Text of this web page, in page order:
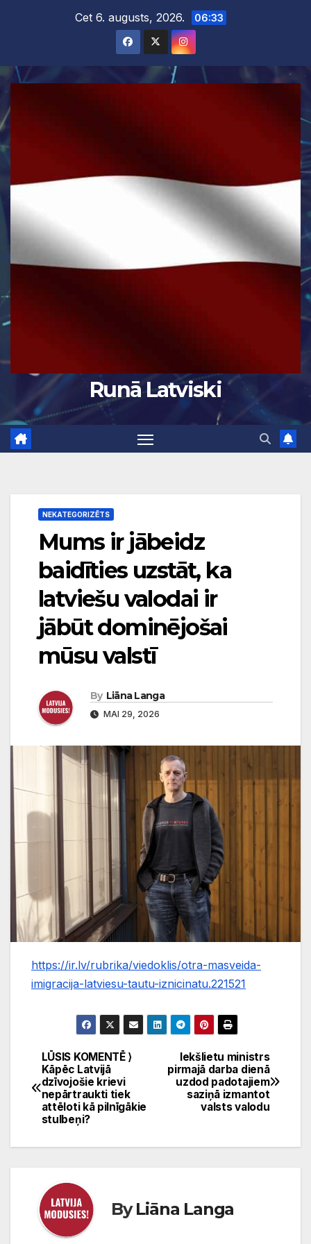
Cet 6. augusts, 2026. 06:33
Runā Latviski
NEKATEGORIZĒTS
Mums ir jābeidz
baidīties uzstāt, ka
latviešu valodai ir
jābūt dominējošai
mūsu valstī
By Liāna Langa
MAI 29, 2026
https://ir.lv/rubrika/viedoklis/otra-masveida-
imigracija-latviesu-tautu-iznicinatu.221521
Ziņu
izvēlne
Iekšlietu ministrs
pirmajā darba dienā
uzdod padotajiem
saziņā izmantot
valsts valodu
LŪSIS KOMENTĒ ⟩
Kāpēc Latvijā
dzīvojošie krievi
nepārtraukti tiek
attēloti kā pilnīgākie
stulbeņi?
ByLiāna Langa